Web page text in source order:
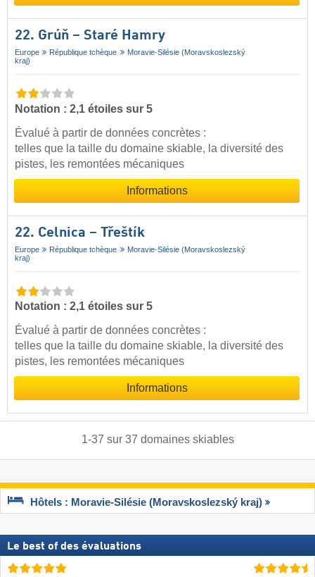
22. Grúň – Staré Hamry
Europe République tchèque
Moravie-Silésie (Moravskoslezský
kraj)
Notation : 2,1 étoiles sur 5
Évalué à partir de données concrètes :
telles que la taille du domaine skiable, la diversité des
pistes, les remontées mécaniques
Informations
22. Celnica – Třeštík
Europe République tchèque
Moravie-Silésie (Moravskoslezský
kraj)
Notation : 2,1 étoiles sur 5
Évalué à partir de données concrètes :
telles que la taille du domaine skiable, la diversité des
pistes, les remontées mécaniques
Informations
1-37 sur 37 domaines skiables
Hôtels : Moravie-Silésie (Moravskoslezský kraj)
Le best of des évaluations